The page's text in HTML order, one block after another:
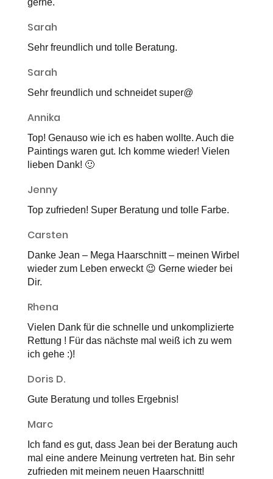
Sarah
Sehr freundlich und tolle Beratung.
Sarah
Sehr freundlich und schneidet super@
Annika
Top! Genauso wie ich es haben wollte. Auch die
Paintings waren gut. Ich komme wieder! Vielen
lieben Dank! 🙂
Jenny
Top zufrieden! Super Beratung und tolle Farbe.
Carsten
Danke Jean – Mega Haarschnitt – meinen Wirbel
wieder zum Leben erweckt 😉 Gerne wieder bei
Dir.
Rhena
Vielen Dank für die schnelle und unkomplizierte
Rettung ! Für das nächste mal weiß ich zu wem
ich gehe :)!
Doris D.
Gute Beratung und tolles Ergebnis!
Marc
Ich fand es gut, dass Jean bei der Beratung auch
mal eine andere Meinung vertreten hat. Bin sehr
zufrieden mit meinem neuen Haarschnitt!